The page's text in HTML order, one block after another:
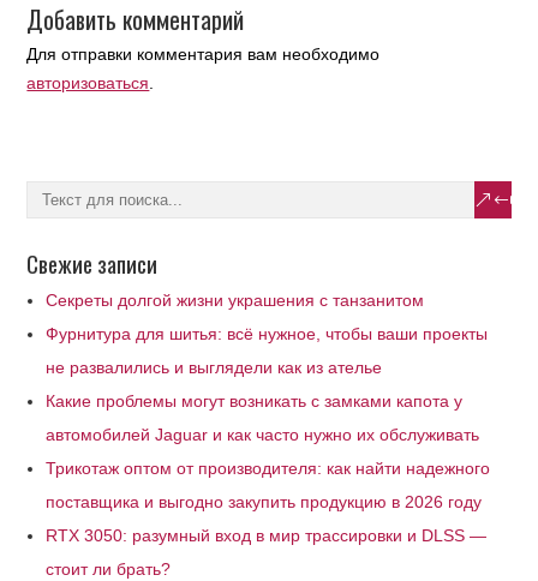
Добавить комментарий
Для отправки комментария вам необходимо
авторизоваться
Свежие записи
Секреты долгой жизни украшения с танзанитом
Фурнитура для шитья: всё нужное, чтобы ваши проекты
не развалились и выглядели как из ателье
Какие проблемы могут возникать с замками капота у
автомобилей Jaguar и как часто нужно их обслуживать
Трикотаж оптом от производителя: как найти надежного
поставщика и выгодно закупить продукцию в 2026 году
RTX 3050: разумный вход в мир трассировки и DLSS —
стоит ли брать?